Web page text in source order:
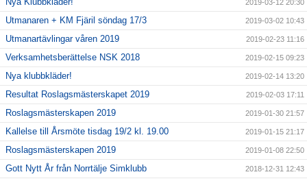
2019-03-12 20:30
Utmanaren + KM Fjäril söndag 17/3 2019-03-02 10:43
Utmanartävlingar våren 2019 2019-02-23 11:16
Verksamhetsberättelse NSK 2018 2019-02-15 09:23
Nya klubbkläder! 2019-02-14 13:20
Resultat Roslagsmästerskapet 2019 2019-02-03 17:11
Roslagsmästerskapen 2019 2019-01-30 21:57
Kallelse till Årsmöte tisdag 19/2 kl. 19.00 2019-01-15 21:17
Roslagsmästerskapen 2019 2019-01-08 22:50
Gott Nytt År från Norrtälje Simklubb 2018-12-31 12:43